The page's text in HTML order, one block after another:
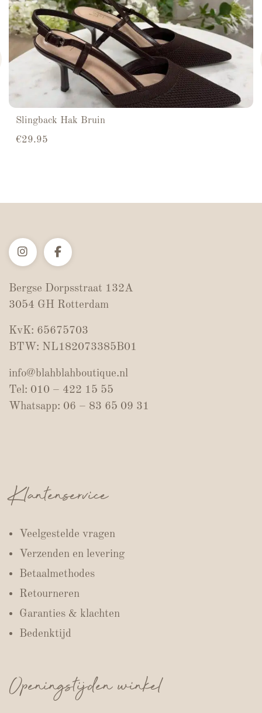
Slingback Hak Bruin
€29.95
Bergse Dorpsstraat 132A
3054 GH Rotterdam
KvK: 65675703
BTW: NL182073385B01
info@blahblahboutique.nl
Tel: 010 – 422 15 55
Whatsapp: 06 – 83 65 09 31
Klantenservice
Veelgestelde vragen
Verzenden en levering
Betaalmethodes
Retourneren
Garanties & klachten
Bedenktijd
Openingstijden winkel